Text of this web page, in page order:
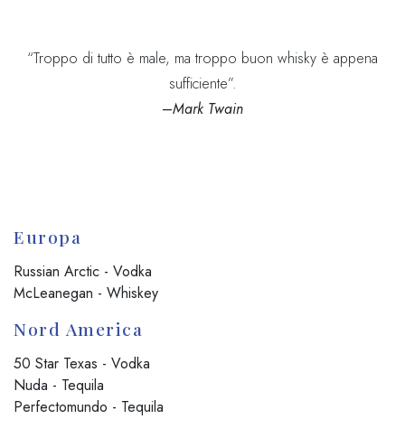
“Troppo di tutto è male, ma troppo buon whisky è appena
sufficiente”.
–Mark Twain
Europa
Russian Arctic - Vodka
McLeanegan - Whiskey
Nord America
50 Star Texas - Vodka
Nuda - Tequila
Perfectomundo - Tequila